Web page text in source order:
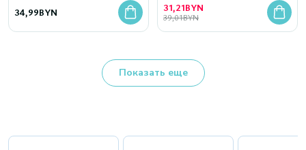
34,99BYN 31,21BYN
39,01BYN
Показать еще